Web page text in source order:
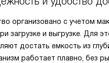
организовано с учетом
загрузке и выгрузке. Для
достать емкость из
работает плавно, без